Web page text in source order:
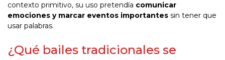
contexto primitivo, su uso pretendía comunicar
emociones y marcar eventos importantes sin tener que
usar palabras.
¿Qué bailes tradicionales se